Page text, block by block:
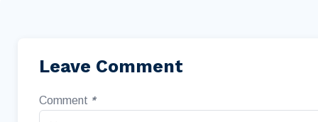
Leave Comment
Comment *